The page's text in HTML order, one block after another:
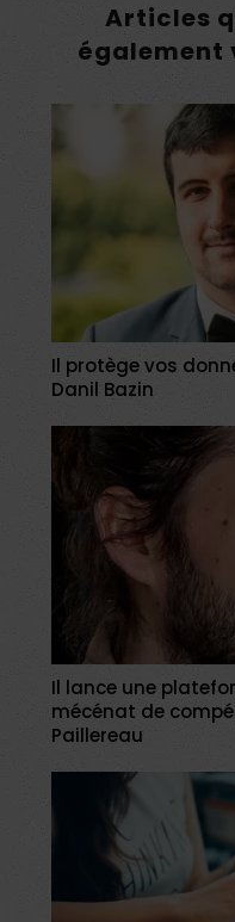
Articles
également
Il protège vos
Danil Bazin
Il lance une
mécénat de
Paillereau